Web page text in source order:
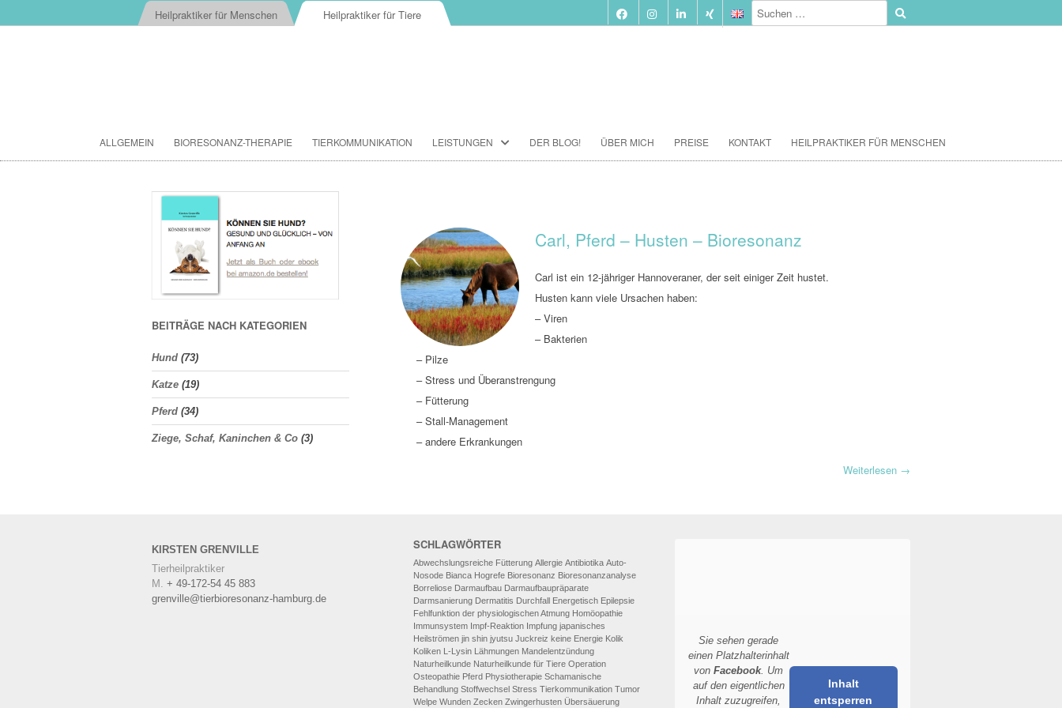
Heilpraktiker für Menschen Heilpraktiker für Tiere
Inhalt
springen
ALLGEMEIN BIORESONANZ-THERAPIE TIERKOMMUNIKATION LEISTUNGEN
TIERKOMMUNIKATION SEMINARE
FUTTERBERATUNG
IMPFBERATUNG
HOMÖOPATHIE
GEOPATHISCHE
BELASTUNGEN/ELEKTROSMOG
ENERGETISCHES HEILEN – AUCH
DER BLOG! ÜBER MICH PREISE KONTAKT HEILPRAKTIKER FÜR MENSCHEN
Carl, Pferd – Husten – Bioresonanz
Carl ist ein 12-jähriger Hannoveraner, der seit einiger Zeit hustet.
Husten kann viele Ursachen haben:
– Viren
– Bakterien
– Pilze
– Stress und Überanstrengung
– Fütterung
– Stall-Management
– andere Erkrankungen
Weiterlesen →
BEITRÄGE NACH KATEGORIEN
Hund (73)
Katze (19)
Pferd (34)
Ziege, Schaf, Kaninchen & Co (3)
KIRSTEN GRENVILLE
Tierheilpraktiker
M. + 49-172-54 45 883
grenville@tierbioresonanz-hamburg.de
SCHLAGWÖRTER
Abwechslungsreiche Fütterung Allergie Antibiotika Auto-
Nosode Bianca Hogrefe Bioresonanz Bioresonanzanalyse
Borreliose Darmaufbau Darmaufbaupräparate
Darmsanierung Dermatitis Durchfall Energetisch Epilepsie
Fehlfunktion der physiologischen Atmung Homöopathie
Immunsystem Impf-Reaktion Impfung japanisches
Heilströmen jin shin jyutsu Juckreiz keine Energie Kolik
Koliken L-Lysin Lähmungen Mandelentzündung
Naturheilkunde Naturheilkunde für Tiere Operation
Osteopathie Pferd Physiotherapie Schamanische
Behandlung Stoffwechsel Stress Tierkommunikation Tumor
Welpe Wunden Zecken Zwingerhusten Übersäuerung
Sie sehen gerade
einen Platzhalterinhalt
vonFacebook. Um
auf den eigentlichen
Inhalt zuzugreifen,
Inhalt
entsperren